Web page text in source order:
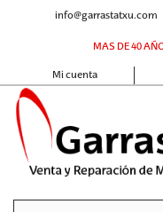
info@garrastatxu.com
MAS DE 40
Mi cuenta